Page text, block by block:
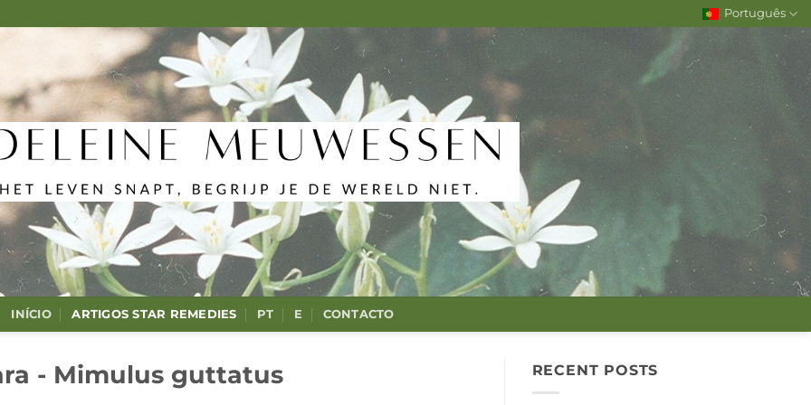
Português
INÍCIO ARTIGOS STAR REMEDIES PT E CONTACTO
- Mimulus guttatus RECENT POSTS